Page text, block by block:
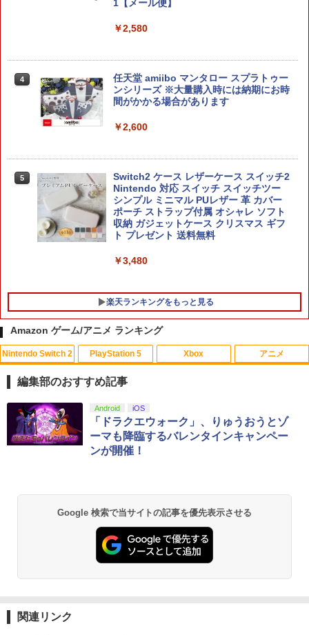
4
【当店独自で＋P10倍★要エントリー】
【中古】[Switch2] マリオテニス フィー
バー 任天堂(20260212)
￥6,980
5
【楽天ブックス限定特典】ドンキーコン
グ バナンザ(「スーパーマリオ」ステッ
カー2種)
￥7,902
【中古】【18歳以上対象】BIOHAZARD
ョン5ソフト／アクション・ゲーム
￥2,170
【中古】ファイナルファンタジーVII リ
ステーション5ソフト／ロールプレイン
【中古】ファイナルファンタジーVII リ
メイク インターグレードソフト:プレイ
ステーション5ソフト／ロールプレイン
1【メール便】
￥2,580
4
任天堂 amiibo マンタロー スプラトゥー
ンシリーズ ※大量購入時には納期にお時
間がかかる場合があります
￥2,600
5
Switch2 ケース レザーケース スイッチ2
Nintendo 対応 スイッチ スイッチツー
シンプル ミニマル PUレザー 革 カバー
ポーチ ストラップ付属 オシャレ ソフト
収納 ガジェットケース クリスマス ギフ
ト プレゼント 送料無料
￥3,480
楽天ランキングをもっと見る
1
映画『THE FIRST SLAM DUNK』 STAN
DARD EDITION【Blu-ray】（早期予約
特典なし） [ 井上雄彦 ]
￥3,850
【送料無料】劇場版「鬼滅の刃」無限城
y】/アニメーション[Blu-ray]【返品種別
Amazon ゲーム/アニメ ランキング
Nintendo Switch 2
1
スプラトゥーン レイダース|オンライン
コード版
￥5,832
スプラトゥーン レイダース -Switch2
PlayStation 5
1
PlayStation 5 デジタル・エディション
日本語専用 Console Language: Japan
ese only (CFI-2200B01)
￥55,000
Beast of Reincarnation -PS5 【特典】
プロダクトコード 封入
￥7,286
Xbox
1
【純正品】Xbox ワイヤレス コントロー
ラー + USB-C® ケーブル
￥8,300
2
【純正品】Xbox ワイヤレス コントロー
ラー (ロボット ホワイト)
￥7,681
【純正品】Xbox 充電式バッテリー + US
アニメ
1
【Amazon.co.jp限定】劇場版モノノ怪
第三章 蛇神 (Amazon.co.jp限定オリジ
ナル三方背収納ケース付きコレクション)
(オリジナル特典:オリジナル巾着＋メー
カー特典:【坤と離】二振りの剣、十翼よ
劇場版「鬼滅の刃」無限城編 第一章 猗
窩座再来 通常版 [Blu-ray]
編集部のおすすめ記事
Android iOS
「ドラクエウォーク」、りゅうおうとゾ
ーマも降臨するバレンタインキャンペー
ンが開催！
Google 検索で当サイトの記事を優先表示させる
関連リンク